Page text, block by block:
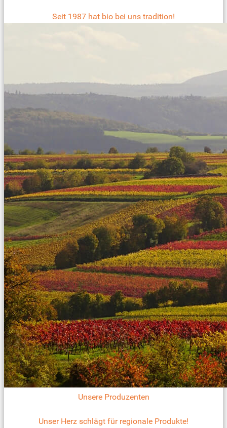
Seit 1987 hat bio bei uns tradition!
Unsere Produzenten
Unser Herz schlägt für regionale Produkte!